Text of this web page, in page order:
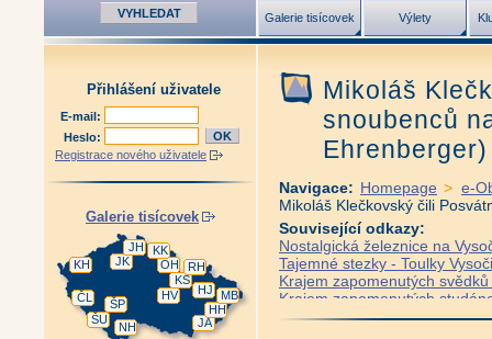
Galerie tisícovek Výlety
Přihlášení uživatele
E-mail:
Heslo:
Registrace nového uživatele
Galerie tisícovek
JA
HH
MB
HJ
HV
NH
KS
RH
ŠP
ŠU
OH
JK
KK
ČL
JH
KH
Mikoláš
snoubenců
Ehrenberger)
Navigace: Homepage > e-
Mikoláš Klečkovský čili
Související odkazy:
Nostalgická železnice na
Tajemné stezky - Toulky
Krajem zapomenutých
Krajem zapomenutých
Posázaví na Vysočině